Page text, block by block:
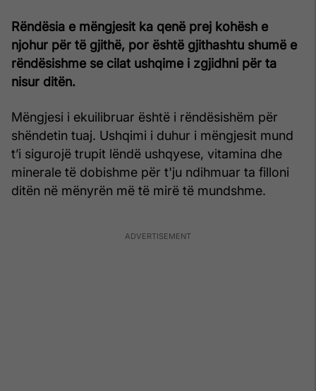
Rëndësia e mëngjesit ka qenë prej kohësh e
njohur për të gjithë, por është gjithashtu shumë e
rëndësishme se cilat ushqime i zgjidhni për ta
nisur ditën.
Mëngjesi i ekuilibruar është i rëndësishëm për
shëndetin tuaj. Ushqimi i duhur i mëngjesit mund
t’i sigurojë trupit lëndë ushqyese, vitamina dhe
minerale të dobishme për t'ju ndihmuar ta filloni
ditën në mënyrën më të mirë të mundshme.